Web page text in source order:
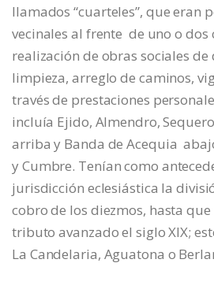
llamados “cuarteles”, que eran
vecinales al frente de uno o dos
realización de obras sociales
limpieza, arreglo de caminos,
través de prestaciones
incluía Ejido, Almendro,
arriba y Banda de Acequia
y Cumbre. Tenían como
jurisdicción eclesiástica la
cobro de los diezmos, hasta
tributo avanzado el siglo XIX;
La Candelaria, Aguatona o